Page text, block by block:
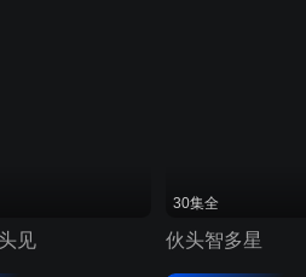
见
30集全
伙头智多星